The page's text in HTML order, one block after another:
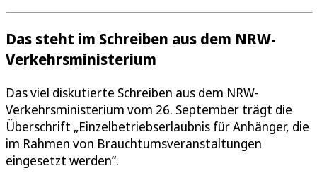
Das steht im Schreiben aus dem NRW-
Verkehrsministerium
Das viel diskutierte Schreiben aus dem NRW-
Verkehrsministerium vom 26. September trägt die
Überschrift „Einzelbetriebserlaubnis für Anhänger, die
im Rahmen von Brauchtumsveranstaltungen
eingesetzt werden“.